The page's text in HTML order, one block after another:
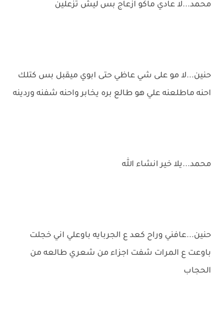
محمد...لا عادي ماكو ازعاج بس ليش تزعلين
حنين...لا مو على شي عاظي حتى ابوي ميقبل بس كتلك
احنه ماطلعنه علي هو طالع بره يخابر واحنه شفنه وردينه
محمد...يلا خير انشاء الله
حنين...عافني وراح كعد ع الجربايه باوعلي اني خجلت
باوعت ع المرات شفت اجزاء من شعري طالعه من
الحجاب